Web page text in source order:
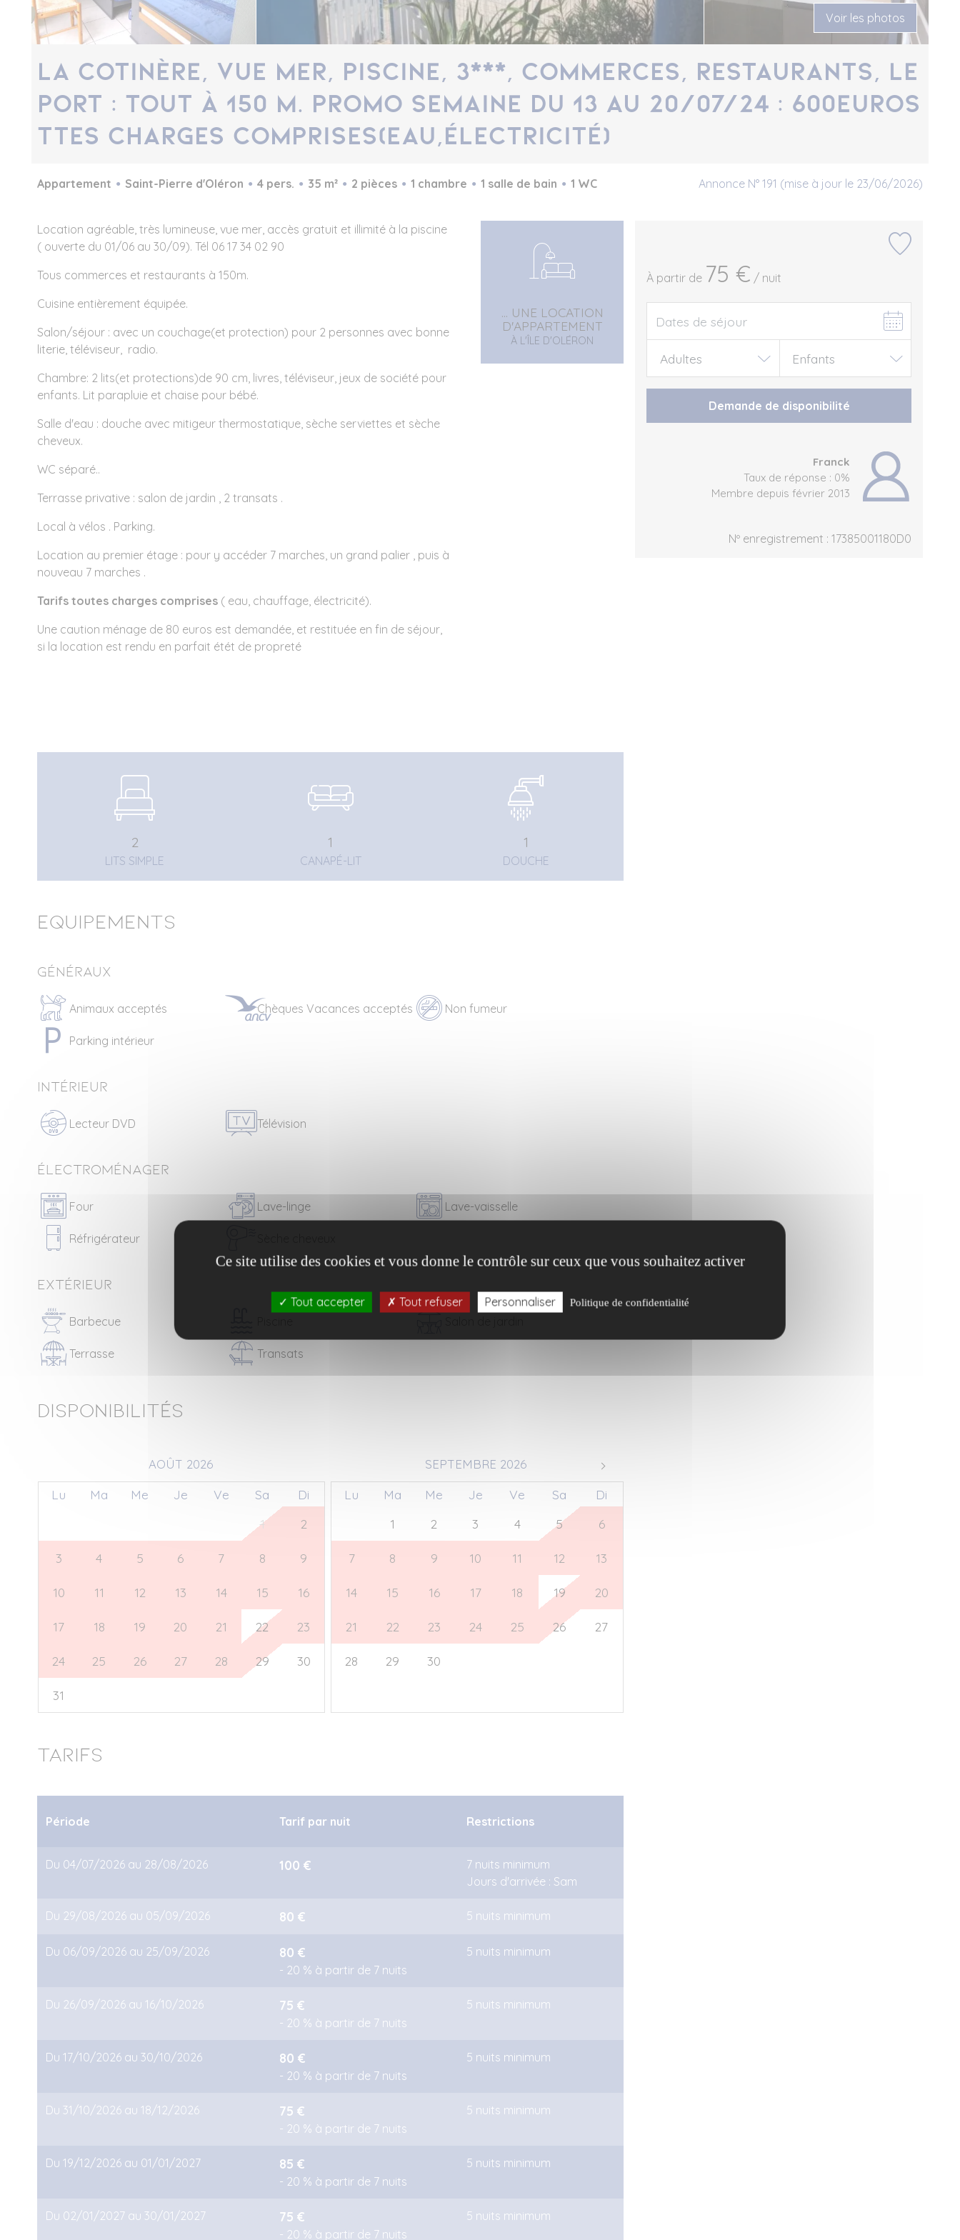
Voir les photos
La Cotinère, vue mer, piscine, 3***, commerces, restaurants, le
port : tout à 150 m. Promo semaine du 13 au 20/07/24 : 600euros
ttes charges comprises(eau,électricité)
Appartement Saint-Pierre d'Oléron 4 pers. 35 m² 2 pièces 1 chambre 1 salle de bain 1 WC Annonce N° 191 (mise à jour le 23/06/2026)
À partir de 75 € / nuit
Demande de disponibilité
Franck
Taux de réponse : 0%
Membre depuis février 2013
Nº enregistrement : 17385001180D0
Location agréable, très lumineuse, vue mer, accès gratuit et illimité à la piscine
( ouverte du 01/06 au 30/09). Tél 06 17 34 02 90
Tous commerces et restaurants à 150m.
Cuisine entièrement équipée.
Salon/séjour : avec un couchage(et protection) pour 2 personnes avec bonne
literie, téléviseur, radio.
Chambre: 2 lits(et protections)de 90 cm, livres, téléviseur, jeux de société pour
enfants. Lit parapluie et chaise pour bébé.
Salle d'eau : douche avec mitigeur thermostatique, sèche serviettes et sèche
cheveux.
WC séparé..
Terrasse privative : salon de jardin , 2 transats .
Local à vélos . Parking.
Location au premier étage : pour y accéder 7 marches, un grand palier , puis à
nouveau 7 marches .
Tarifs toutes charges comprises ( eau, chauffage, électricité).
Une caution ménage de 80 euros est demandée, et restituée en fin de séjour,
si la location est rendu en parfait étét de propreté
... UNE LOCATION
D'APPARTEMENT
À L'ÎLE D'OLÉRON
2
LITS SIMPLE
1
CANAPÉ-LIT
1
DOUCHE
Equipements
Généraux
Animaux acceptés Chèques Vacances acceptés Non fumeur
Parking intérieur
Intérieur
Lecteur DVD Télévision
Électroménager
Four Lave-linge Lave-vaisselle
Réfrigérateur
Extérieur
Barbecue
Terrasse Transats
Disponibilités
AOÛT 2026
Lu Ma Me Je Ve Sa
Di
1 2
3 4 5 6 7 8 9
10 11 12 13 14 15 16
17 18 19 20 21 22 23
24 25 26 27 28 29 30
31
SEPTEMBRE 2026
Lu Ma Me Je Ve Sa
Di
1 2 3 4 5 6
7 8 9 10 11 12 13
14 15 16 17 18 19 20
21 22 23 24 25 26 27
28 29 30
Tarifs
Période Tarif par nuit Restrictions
Du 04/07/2026 au 28/08/2026 100 €
7 nuits minimum
Jours d'arrivée : Sam
Du 29/08/2026 au 05/09/2026 80 € 5 nuits minimum
Du 06/09/2026 au 25/09/2026 80 €
- 20 % à partir de 7 nuits
5 nuits minimum
Du 26/09/2026 au 16/10/2026 75 €
- 20 % à partir de 7 nuits
5 nuits minimum
Du 17/10/2026 au 30/10/2026 80 €
- 20 % à partir de 7 nuits
5 nuits minimum
Du 31/10/2026 au 18/12/2026 75 €
- 20 % à partir de 7 nuits
5 nuits minimum
Du 19/12/2026 au 01/01/2027 85 €
- 20 % à partir de 7 nuits
5 nuits minimum
Du 02/01/2027 au 30/01/2027 75 €
- 20 % à partir de 7 nuits
5 nuits minimum
Ce site utilise des cookies et vous donne le contrôle sur ceux que vous souhaitez activer
Tout accepter Tout refuser Personnaliser Politique de confidentialité